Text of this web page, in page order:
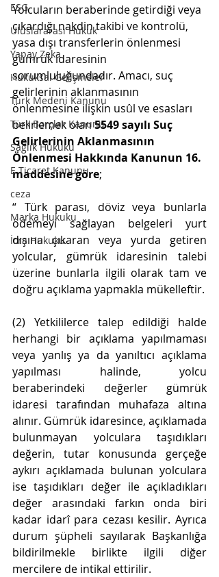
ESG
Uluslararası Hukuk
Yapay Zeka
Hukuksal Gelişmeler
Türk Medeni Kanunu
Türk Borçlar Kanunu
Sağlık Hukuku
E Ticaret Kanunu
ceza
Marka Hukuku
İcra Hukuku
Yolcuların beraberinde getirdiği veya
çıkardığı nakdin takibi ve kontrolü,
yasa dışı transferlerin önlenmesi
gümrük idaresinin
sorumluluğundadır. Amacı, suç
gelirlerinin aklanmasının
önlenmesine ilişkin usûl ve esasları
belirlemek olan 5549 sayılı Suç
Gelirlerinin Aklanmasının
Önlenmesi Hakkında Kanunun 16.
maddesine göre;
“ Türk parası, döviz veya bunlarla
ödemeyi sağlayan belgeleri yurt
dışına çıkaran veya yurda getiren
yolcular, gümrük idaresinin talebi
üzerine bunlarla ilgili olarak tam ve
doğru açıklama yapmakla mükelleftir.
(2) Yetkililerce talep edildiği halde
herhangi bir açıklama yapılmaması
veya yanlış ya da yanıltıcı açıklama
yapılması halinde, yolcu
beraberindeki değerler gümrük
idaresi tarafından muhafaza altına
alınır. Gümrük idaresince, açıklamada
bulunmayan yolculara taşıdıkları
değerin, tutar konusunda gerçeğe
aykırı açıklamada bulunan yolculara
ise taşıdıkları değer ile açıkladıkları
değer arasındaki farkın onda biri
kadar idarî para cezası kesilir. Ayrıca
durum şüpheli sayılarak Başkanlığa
bildirilmekle birlikte ilgili diğer
mercilere de intikal ettirilir.